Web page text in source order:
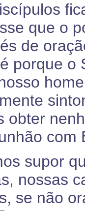
que o
de
porque o
obter
com
supor
nossas
se não